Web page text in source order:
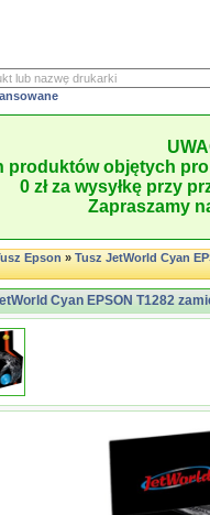
produktów objętych
0 zł za wysyłkę przy
Zapraszamy
Epson»Tusz JetWorld Cyan
Cyan EPSON T1282